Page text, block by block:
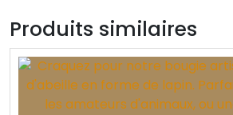
Produits similaires